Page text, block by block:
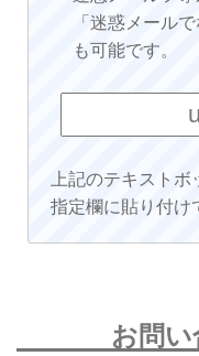
「迷惑メール
も可能です。
上記のテキスト
指定欄に貼り付け
お問